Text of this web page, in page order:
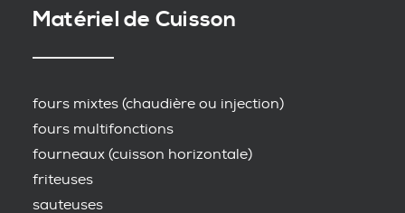
Matériel de Cuisson
fours mixtes (chaudière ou injection)
fours multifonctions
fourneaux (cuisson horizontale)
friteuses
sauteuses